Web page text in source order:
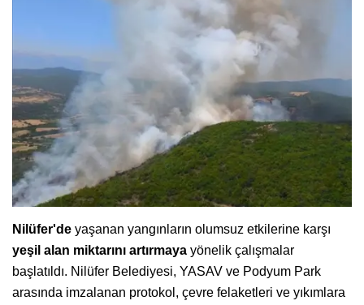
Nilüfer'de yaşanan yangınların olumsuz etkilerine karşı
yeşil alan miktarını artırmaya yönelik çalışmalar
başlatıldı. Nilüfer Belediyesi, YASAV ve Podyum Park
arasında imzalanan protokol, çevre felaketleri ve yıkımlara